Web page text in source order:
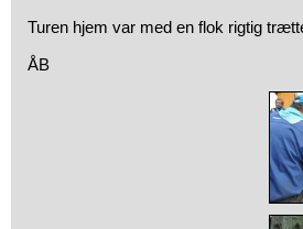
Turen hjem var med en flok rigtig
ÅB